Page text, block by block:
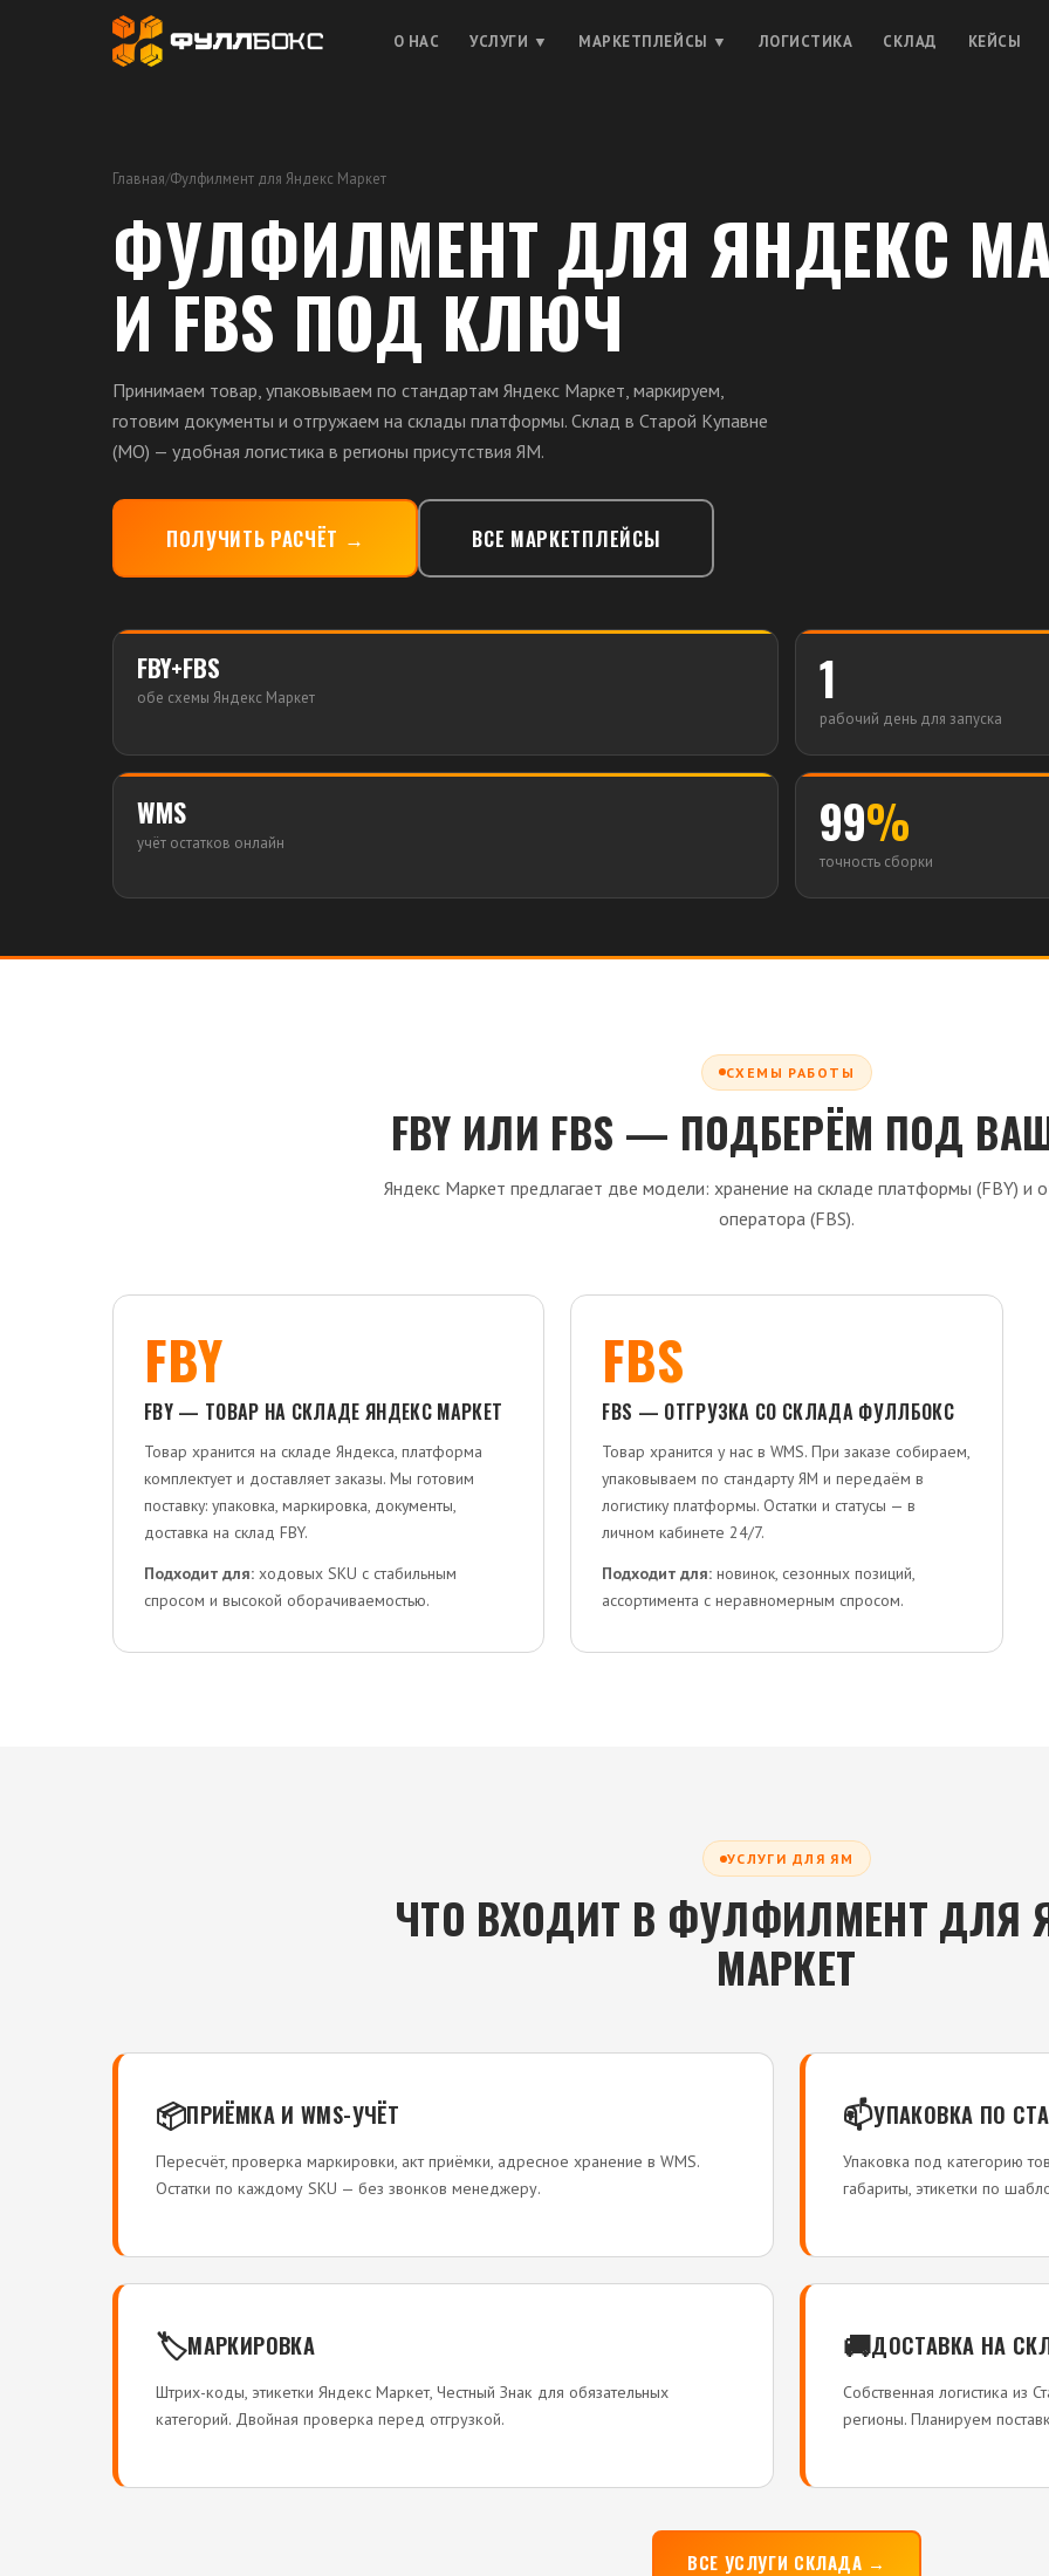
О НАС УСЛУГИ ▼ МАРКЕТПЛЕЙСЫ ▼ ЛОГИСТИКА СКЛАД КЕЙСЫ
Главная/Фулфилмент для Яндекс Маркет
ФУЛФИЛМЕНТ ДЛЯ ЯНДЕКС
И FBS ПОД КЛЮЧ
Принимаем товар, упаковываем по стандартам Яндекс Маркет, маркируем,
готовим документы и отгружаем на склады платформы. Склад в Старой Купавне
(МО) — удобная логистика в регионы присутствия ЯМ.
ПОЛУЧИТЬ РАСЧЁТ → ВСЕ МАРКЕТПЛЕЙСЫ
FBY+FBS
обе схемы Яндекс Маркет 1
рабочий день для запуска
WMS
учёт остатков онлайн 99%
точность сборки
СХЕМЫ РАБОТЫ
FBY ИЛИ FBS — ПОДБЕРЁМ ПОД
Яндекс Маркет предлагает две модели: хранение на складе платформы (FBY) и
оператора (FBS).
FBY
FBY — ТОВАР НА СКЛАДЕ ЯНДЕКС МАРКЕТ
Товар хранится на складе Яндекса, платформа
комплектует и доставляет заказы. Мы готовим
поставку: упаковка, маркировка, документы,
доставка на склад FBY.
Подходит для: ходовых SKU с стабильным
спросом и высокой оборачиваемостью.
FBS
FBS — ОТГРУЗКА СО СКЛАДА ФУЛЛБОКС
Товар хранится у нас в WMS. При заказе собираем,
упаковываем по стандарту ЯМ и передаём в
логистику платформы. Остатки и статусы — в
личном кабинете 24/7.
Подходит для: новинок, сезонных позиций,
ассортимента с неравномерным спросом.
УСЛУГИ ДЛЯ ЯМ
ЧТО ВХОДИТ В ФУЛФИЛМЕНТ ДЛЯ
МАРКЕТ
📦ПРИЁМКА И WMS-УЧЁТ
Пересчёт, проверка маркировки, акт приёмки, адресное хранение в WMS.
Остатки по каждому SKU — без звонков менеджеру.
📫УПАКОВКА ПО
Упаковка под категорию
габариты, этикетки по
🏷️МАРКИРОВКА
Штрих-коды, этикетки Яндекс Маркет, Честный Знак для обязательных
категорий. Двойная проверка перед отгрузкой.
🚚ДОСТАВКА НА
Собственная логистика из
регионы. Планируем
ВСЕ УСЛУГИ СКЛАДА →